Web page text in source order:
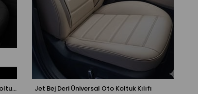
Dark Carbon Tay Tüyü Üniversal Oto Koltuk Kılıfı - 5 Koltuk Tam Set Jet Bej Deri Üniversal Oto Koltuk Kılıfı